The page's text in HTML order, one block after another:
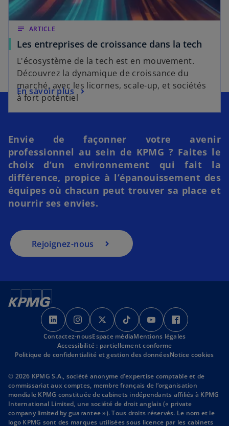
notes ARTICLE
Les entreprises de croissance dans la tech
L'écosystème de la tech est en mouvement.
Découvrez la dynamique de croissance du
marché, avec les licornes, scale-up, et sociétés
à fort potentiel
En savoir plus
Envie de façonner votre avenir
professionnel au sein de KPMG ? Faites le
choix d’un environnement qui fait la
différence, propice à l’épanouissement des
équipes où chacun peut trouver sa place et
nourrir ses envies.
Rejoignez-nous
s
’
o
u
r
e
d
a
n
s
’
o
u
r
e
d
a
n
s
’
o
u
r
e
d
a
n
s
’
o
u
r
e
d
a
n
s
’
o
u
r
e
d
a
n
’
r
e
d
a
n
Contactez-nousEspace médiaMentions légales
Accessibilité : partiellement conforme
Politique de confidentialité et gestion des donnéesNotice cookies
© 2026 KPMG S.A., société anonyme d'expertise comptable et de
commissariat aux comptes, membre français de l’organisation
mondiale KPMG constituée de cabinets indépendants affiliés à KPMG
International Limited, une société de droit anglais (« private
company limited by guarantee »). Tous droits réservés. Le nom et le
logo KPMG sont des marques utilisées sous licence par les cabinets